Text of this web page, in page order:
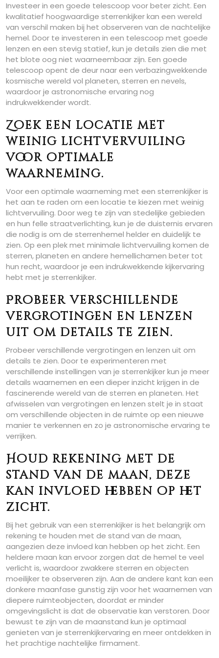
Investeer in een goede telescoop voor beter zicht. Een
kwalitatief hoogwaardige sterrenkijker kan een wereld
van verschil maken bij het observeren van de nachtelijke
hemel. Door te investeren in een telescoop met goede
lenzen en een stevig statief, kun je details zien die met
het blote oog niet waarneembaar zijn. Een goede
telescoop opent de deur naar een verbazingwekkende
kosmische wereld vol planeten, sterren en nevels,
waardoor je astronomische ervaring nog
indrukwekkender wordt.
Zoek een locatie met
weinig lichtvervuiling
voor optimale
waarneming.
Voor een optimale waarneming met een sterrenkijker is
het aan te raden om een locatie te kiezen met weinig
lichtvervuiling. Door weg te zijn van stedelijke gebieden
en hun felle straatverlichting, kun je de duisternis ervaren
die nodig is om de sterrenhemel helder en duidelijk te
zien. Op een plek met minimale lichtvervuiling komen de
sterren, planeten en andere hemellichamen beter tot
hun recht, waardoor je een indrukwekkende kijkervaring
hebt met je sterrenkijker.
Probeer verschillende
vergrotingen en lenzen
uit om details te zien.
Probeer verschillende vergrotingen en lenzen uit om
details te zien. Door te experimenteren met
verschillende instellingen van je sterrenkijker kun je meer
details waarnemen en een dieper inzicht krijgen in de
fascinerende wereld van de sterren en planeten. Het
afwisselen van vergrotingen en lenzen stelt je in staat
om verschillende objecten in de ruimte op een nieuwe
manier te verkennen en zo je astronomische ervaring te
verrijken.
Houd rekening met de
stand van de maan, deze
kan invloed hebben op het
zicht.
Bij het gebruik van een sterrenkijker is het belangrijk om
rekening te houden met de stand van de maan,
aangezien deze invloed kan hebben op het zicht. Een
heldere maan kan ervoor zorgen dat de hemel te veel
verlicht is, waardoor zwakkere sterren en objecten
moeilijker te observeren zijn. Aan de andere kant kan een
donkere maanfase gunstig zijn voor het waarnemen van
diepere ruimteobjecten, doordat er minder
omgevingslicht is dat de observatie kan verstoren. Door
bewust te zijn van de maanstand kun je optimaal
genieten van je sterrenkijkervaring en meer ontdekken in
het prachtige nachtelijke firmament.